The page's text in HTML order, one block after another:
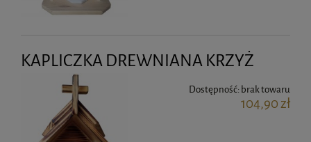
KAPLICZKA DREWNIANA KRZYŻ
Dostępność: brak towaru
104,90 zł